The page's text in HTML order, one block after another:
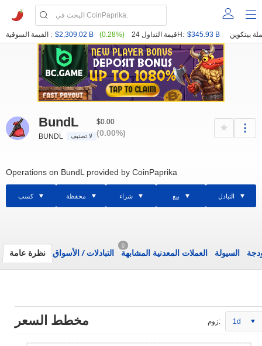
القيمة السوقية : $2,309.02 B (0.28%) قيمة التداول 24H: $345.93 B
BundL
BUNDL لا تصنيف
$0.00
(0.00%)
Operations on BundL provided by CoinPaprika
كسب محفظة شراء بيع التبادل
نظرة عامة التبادلات/ الأسواق
0
العملات المعدنية المشابهة السيولة
مخطط السعر زوم: 1d